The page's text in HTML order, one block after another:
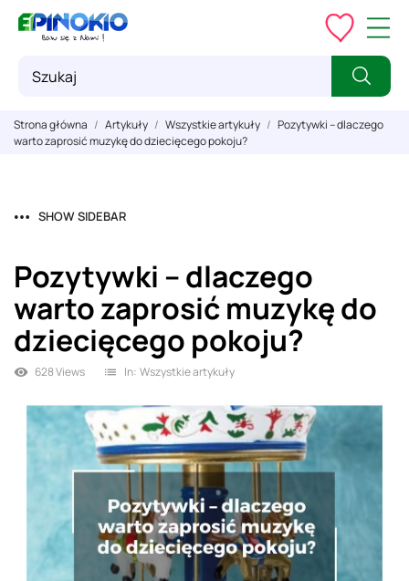
Strona główna Artykuły Wszystkie artykuły
Pozytywki – dlaczego
warto zaprosić muzykę do dziecięcego pokoju?
SHOW SIDEBAR
Pozytywki – dlaczego
warto zaprosić muzykę do
dziecięcego pokoju?
visibility 628 Views list In: Wszystkie artykuły